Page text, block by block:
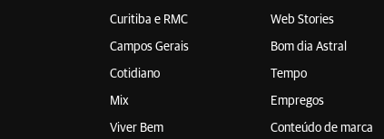
Curitiba e RMC
Campos Gerais
Cotidiano
Mix
Viver Bem
Web Stories
Bom dia Astral
Tempo
Empregos
Conteúdo de marca